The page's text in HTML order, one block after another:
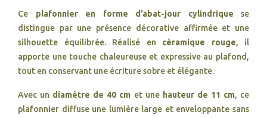
Ce plafonnier en forme d’abat-jour cylindrique se
distingue par une présence décorative affirmée et une
silhouette équilibrée. Réalisé en céramique rouge, il
apporte une touche chaleureuse et expressive au plafond,
tout en conservant une écriture sobre et élégante.
Avec un diamètre de 40 cm et une hauteur de 11 cm, ce
plafonnier diffuse une lumière large et enveloppante sans